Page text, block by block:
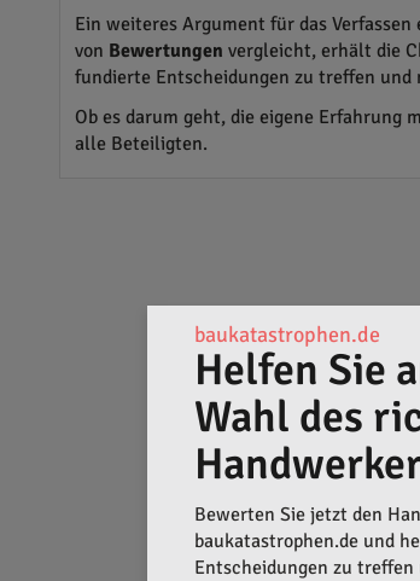
Ein weiteres Argument für das Verfassen
von Bewertungen vergleicht, erhält die
fundierte Entscheidungen zu treffen und
Ob es darum geht, die eigene Erfahrung
alle Beteiligten.
baukatastrophen.de
Helfen Sie
Wahl des
Bewerten Sie jetzt den
baukatastrophen.de und
Entscheidungen zu